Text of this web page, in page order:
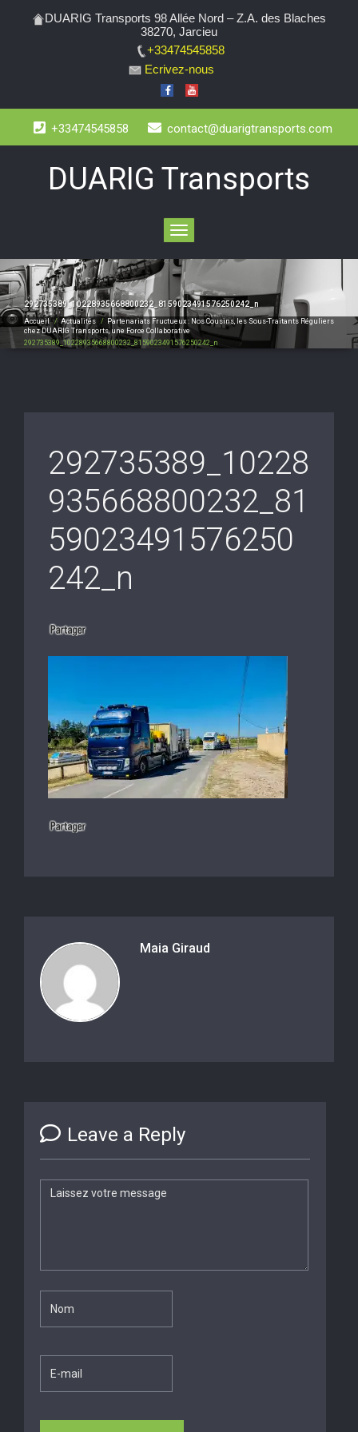
DUARIG Transports 98 Allée Nord – Z.A. des Blaches
38270, Jarcieu
+33474545858
Ecrivez-nous
+33474545858 contact@duarigtransports.com
DUARIG Transports
Toggle
navigation
292735389_10228935668800232_8159023491576250242_n
Accueil/ Actualités / Partenariats Fructueux : Nos Cousins, les Sous-Traitants Réguliers
chez DUARIG Transports, une Force Collaborative
292735389_10228935668800232_8159023491576250242_n
292735389_10228
935668800232_81
59023491576250
242_n
Maia Giraud
Leave a Reply